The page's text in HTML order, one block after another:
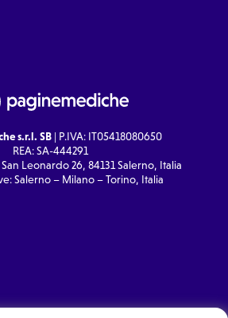
s.r.l. SB| P.IVA: IT05418080650
REA: SA-444291
Leonardo 26, 84131 Salerno, Italia
Salerno – Milano – Torino, Italia